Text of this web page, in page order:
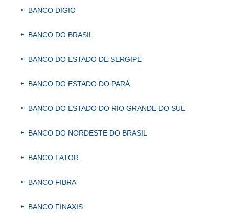
BANCO DIGIO
BANCO DO BRASIL
BANCO DO ESTADO DE SERGIPE
BANCO DO ESTADO DO PARÁ
BANCO DO ESTADO DO RIO GRANDE DO SUL
BANCO DO NORDESTE DO BRASIL
BANCO FATOR
BANCO FIBRA
BANCO FINAXIS